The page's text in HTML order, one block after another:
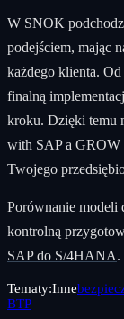
W SNOK
podejściem, mając
każdego klienta.
finalną
kroku. Dzięki temu
with SAP a GROW
Twojego
Porównanie modeli
kontrolną
SAP do S/4HANA.
Tematy:Inne
BTP